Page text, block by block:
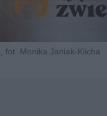
fot. Monika Janiak-Klicha